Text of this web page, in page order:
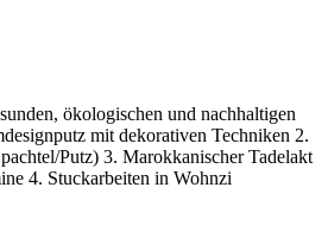
ökologischen und nachhaltigen
mit dekorativen Techniken 2.
Putz) 3. Marokkanischer Tadelakt
4. Stuckarbeiten in Wohnzi